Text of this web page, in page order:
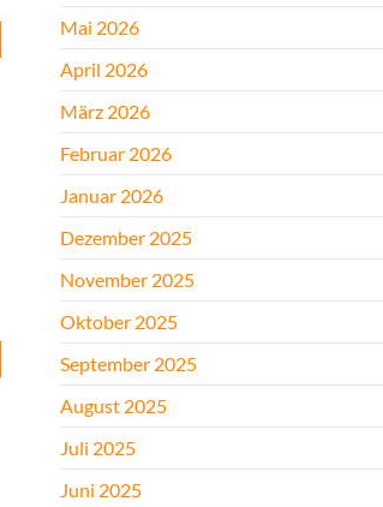
Mai 2026
April 2026
März 2026
Februar 2026
Januar 2026
Dezember 2025
November 2025
Oktober 2025
September 2025
August 2025
Juli 2025
Juni 2025